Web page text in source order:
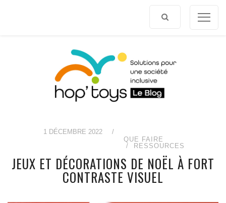
1 DÉCEMBRE 2022
/
QUE FAIRE
RESSOURCES
JEUX ET DÉCORATIONS DE NOËL À FORT
CONTRASTE VISUEL